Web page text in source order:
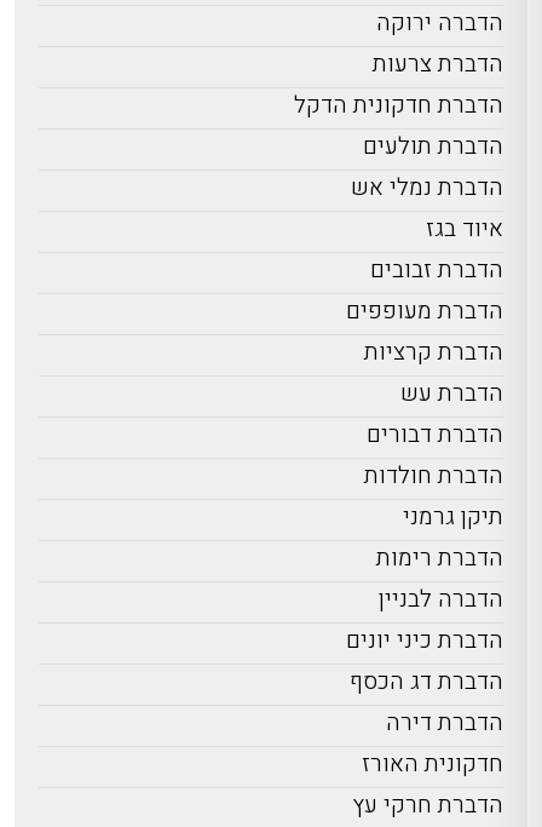
הדברה ירוקה
הדברת צרעות
הדברת חדקונית הדקל
הדברת תולעים
הדברת נמלי אש
איוד בגז
הדברת זבובים
הדברת מעופפים
הדברת קרציות
הדברת עש
הדברת דבורים
הדברת חולדות
תיקן גרמני
הדברת רימות
הדברה לבניין
הדברת כיני יונים
הדברת דג הכסף
הדברת דירה
חדקונית האורז
הדברת חרקי עץ